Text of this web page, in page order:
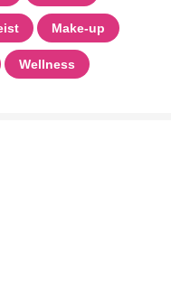
Make-up
Wellness